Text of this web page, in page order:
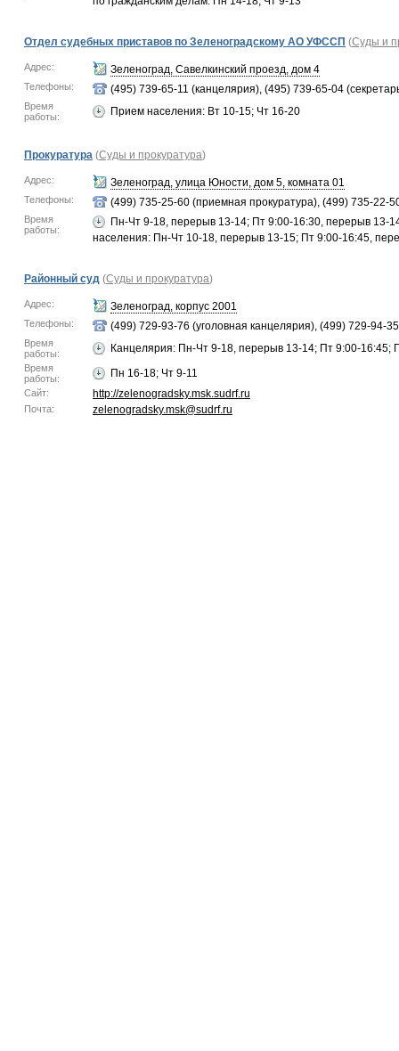
Отдел судебных приставов по Зеленоградскому АО УФССП (Суды и
Адрес: Зеленоград, Савелкинский проезд, дом 4
Телефоны: (495) 739-65-11 (канцелярия), (495) 739-65-04
Время
работы:
Прием населения: Вт 10-15; Чт 16-20
Прокуратура (Суды и прокуратура)
Адрес: Зеленоград, улица Юности, дом 5, комната 01
Телефоны: (499) 735-25-60 (приемная прокуратура), (499) 735-22-
Время
работы:
Пн-Чт 9-18, перерыв 13-14; Пт 9:00-16:30, перерыв 13-
населения: Пн-Чт 10-18, перерыв 13-15; Пт 9:00-16:45,
Районный суд (Суды и прокуратура)
Адрес: Зеленоград, корпус 2001
Телефоны: (499) 729-93-76 (уголовная канцелярия), (499) 729-94-
Время
работы:
Канцелярия: Пн-Чт 9-18, перерыв 13-14; Пт 9:00-16:45;
Время
работы:
Пн 16-18; Чт 9-11
Сайт: http://zelenogradsky.msk.sudrf.ru
Почта: zelenogradsky.msk@sudrf.ru